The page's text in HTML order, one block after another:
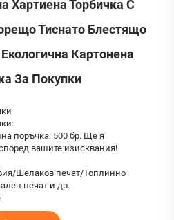
Хартиена Торбичка С
Тиснато Блестящо
Картонена
За Покупки
поръчка: 500 бр. Ще я
вашите изисквания!
Шелаков печат/Топлинно
печат и др.